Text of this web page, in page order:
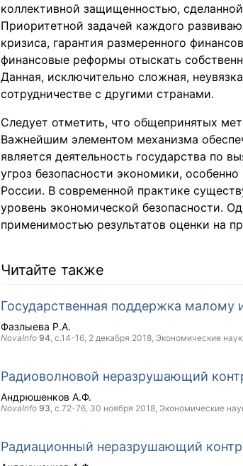
коллективной защищенностью,
Приоритетной задачей каждого
кризиса, гарантия размеренного
финансовые реформы отыскать
Данная, исключительно сложная,
сотрудничестве с другими странами.
Следует отметить, что общепринятых
Важнейшим элементом механизма
является деятельность государства по
угроз безопасности экономики,
России. В современной практике
уровень экономической безопасности.
применимостью результатов оценки на
Читайте также
Государственная поддержка малому
Фазлыева Р.А.
NovaInfo 94 , с.14-16, 2 декабря 2018 , Экономические
Радиоволновой неразрушающий
Андрюшенков А.Ф.
NovaInfo 93 , с.72-76, 30 ноября 2018 , Экономические
Радиационный неразрушающий